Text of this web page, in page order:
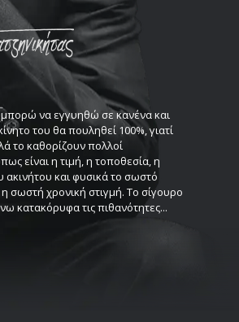
να εγγυηθώ σε κανένα και
του θα πουληθεί 100%, γιατί
το καθορίζουν πολλοί
είναι η τιμή, η τοποθεσία, η
ακινήτου και φυσικά το σωστό
σωστή χρονική στιγμή. Το σίγουρο
κατακόρυφα τις πιθανότητες...